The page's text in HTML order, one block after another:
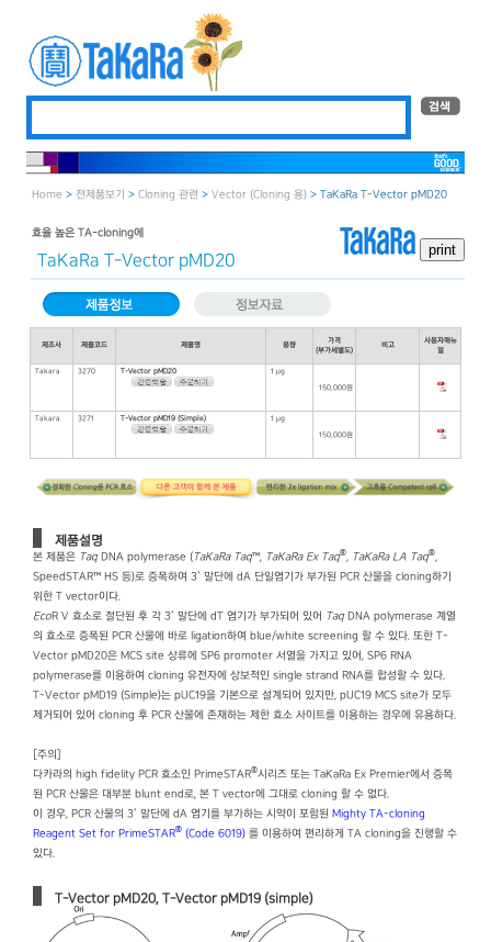
Home > 전제품보기 > Cloning 관련 > Vector (Cloning 용) > TaKaRa T-Vector pMD20
효율 높은 TA-cloning에
TaKaRa T-Vector pMD20
제조사 제품코드 제품명 용량
가격
(부가세별도)
비고
사용자매뉴
얼
Takara 3270 T-Vector pMD20 1 μg
150,000원
Takara 3271 T-Vector pMD19 (Simple) 1 μg
150,000원
제품설명
본 제품은 TaqDNA polymerase (TaKaRa Taq™, TaKaRa Ex Taq®, TaKaRa LA Taq®,
SpeedSTAR™ HS 등)로 증폭하여 3’ 말단에 dA 단일염기가 부가된 PCR 산물을 cloning하기
위한 T vector이다.
EcoR V 효소로 절단된 후 각 3’ 말단에 dT 염기가 부가되어 있어 TaqDNA polymerase 계열
의 효소로 증폭된 PCR 산물에 바로 ligation하여 blue/white screening 할 수 있다. 또한 T-
Vector pMD20은 MCS site 상류에 SP6 promoter 서열을 가지고 있어, SP6 RNA
polymerase를 이용하여 cloning 유전자에 상보적인 single strand RNA를 합성할 수 있다.
T-Vector pMD19 (Simple)는 pUC19을 기본으로 설계되어 있지만, pUC19 MCS site가 모두
제거되어 있어 cloning 후 PCR 산물에 존재하는 제한 효소 사이트를 이용하는 경우에 유용하다.
[주의]
다카라의 high fidelity PCR 효소인 PrimeSTAR®시리즈 또는 TaKaRa Ex Premier에서 증폭
된 PCR 산물은 대부분 blunt end로, 본 T vector에 그대로 cloning 할 수 없다.
이 경우, PCR 산물의 3’ 말단에 dA 염기를 부가하는 시약이 포함된 Mighty TA-cloning
Reagent Set for PrimeSTAR® (Code 6019) 를 이용하여 편리하게 TA cloning을 진행할 수
있다.
T-Vector pMD20, T-Vector pMD19 (simple)